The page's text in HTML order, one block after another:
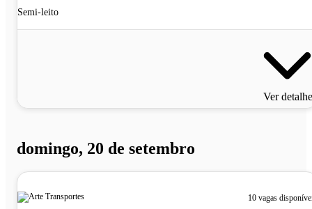
Semi-leito
Ver
domingo, 20 de setembro
10 vagas